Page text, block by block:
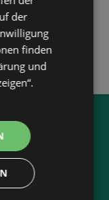
in Produkten
der
finden
und